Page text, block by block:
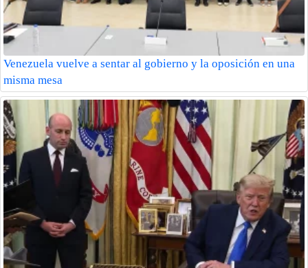
Venezuela vuelve a sentar al gobierno y la oposición en una
misma mesa